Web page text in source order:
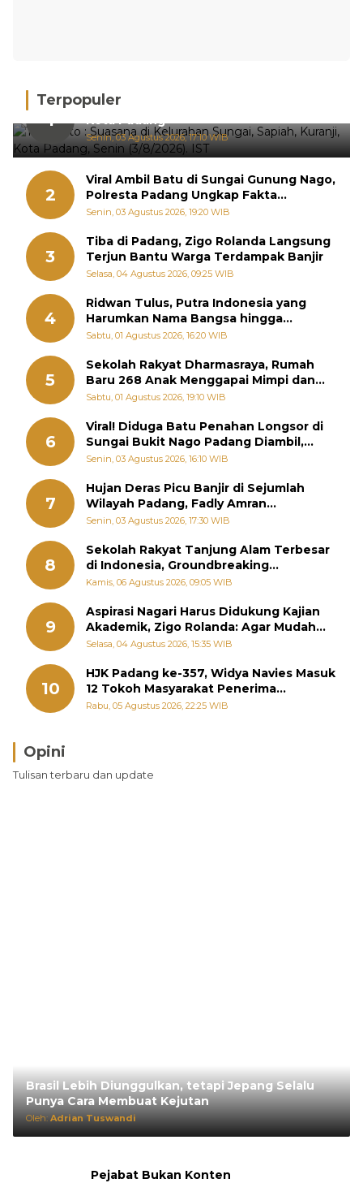
Terpopuler
1
Hujan Deras, 15 Titik Banjir Terdeteksi di
Kota Padang
Senin, 03 Agustus 2026, 17:10 WIB
2
Viral Ambil Batu di Sungai Gunung Nago,
Polresta Padang Ungkap Fakta
Sebenarnya
Senin, 03 Agustus 2026, 19:20 WIB
3
Tiba di Padang, Zigo Rolanda Langsung
Terjun Bantu Warga Terdampak Banjir
Selasa, 04 Agustus 2026, 09:25 WIB
4
Ridwan Tulus, Putra Indonesia yang
Harumkan Nama Bangsa hingga
Diabadikan dalam Buku Jepang
Sabtu, 01 Agustus 2026, 16:20 WIB
5
Sekolah Rakyat Dharmasraya, Rumah
Baru 268 Anak Menggapai Mimpi dan
Memutus Rantai Kemiskinan
Sabtu, 01 Agustus 2026, 19:10 WIB
6
Viral! Diduga Batu Penahan Longsor di
Sungai Bukit Nago Padang Diambil,
Warga Khawatir Bencana Terulang
Senin, 03 Agustus 2026, 16:10 WIB
7
Hujan Deras Picu Banjir di Sejumlah
Wilayah Padang, Fadly Amran
Perintahkan OPD Siaga
Senin, 03 Agustus 2026, 17:30 WIB
8
Sekolah Rakyat Tanjung Alam Terbesar
di Indonesia, Groundbreaking
September
Kamis, 06 Agustus 2026, 09:05 WIB
9
Aspirasi Nagari Harus Didukung Kajian
Akademik, Zigo Rolanda: Agar Mudah
Diperjuangkan di Kementerian
Selasa, 04 Agustus 2026, 15:35 WIB
10
HJK Padang ke-357, Widya Navies Masuk
12 Tokoh Masyarakat Penerima
Penghargaan Pemko Padang
Rabu, 05 Agustus 2026, 22:25 WIB
Opini
Tulisan terbaru dan update
Brasil Lebih Diunggulkan, tetapi Jepang Selalu
Punya Cara Membuat Kejutan
Oleh: Adrian Tuswandi
Pejabat Bukan Konten